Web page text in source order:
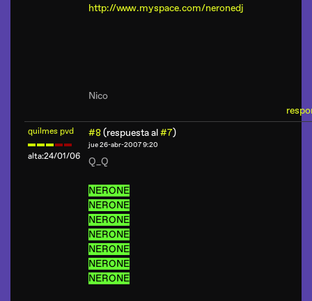
http://www.myspace.com/neronedj
Nico
quilmes pvd
alta:24/01/06
#8(respuesta al#7)
jue 26-abr-2007 9:20
Q_Q
NERONE
NERONE
NERONE
NERONE
NERONE
NERONE
NERONE